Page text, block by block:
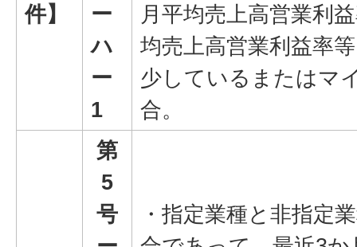
件】
ー
ハ
ー
1
月平均売上高営業利
均売上高営業利益率
少しているまたはマ
合。
第
5
号
・指定業種と非指定